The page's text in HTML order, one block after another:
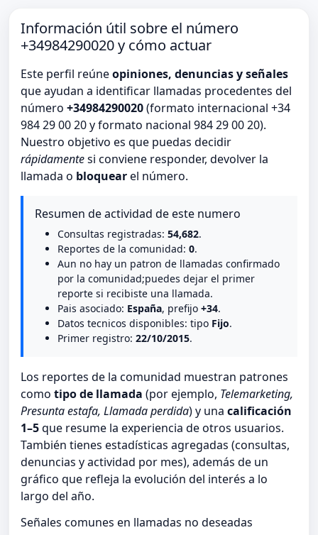
Información útil sobre el número
+34984290020 y cómo actuar
Este perfil reúneopiniones, denuncias y señales
que ayudan a identificar llamadas procedentes del
número +34984290020(formato internacional +34
984 29 00 20 y formato nacional 984 29 00 20).
Nuestro objetivo es que puedas decidir
rápidamentesi conviene responder, devolver la
llamada o bloquearel número.
Resumen de actividad de este numero
Consultas registradas: 54,682.
Reportes de la comunidad: 0.
Aun no hay un patron de llamadas confirmado
por la comunidad;puedes dejar el primer
reporte si recibiste una llamada.
Pais asociado: España, prefijo +34.
Datos tecnicos disponibles: tipo Fijo.
Primer registro: 22/10/2015.
Los reportes de la comunidad muestran patrones
como tipo de llamada (por ejemplo, Telemarketing,
Presunta estafa, Llamada perdida) y una calificación
1–5que resume la experiencia de otros usuarios.
También tienes estadísticas agregadas (consultas,
denuncias y actividad por mes), además de un
gráfico que refleja la evolución del interés a lo
largo del año.
Señales comunes en llamadas no deseadas